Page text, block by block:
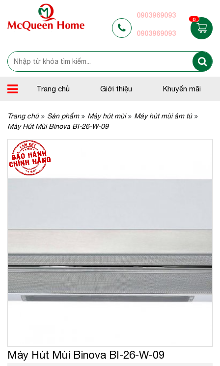
0903969093
0903969093
0
Trang chủ Giới thiệu Khuyến mãi
Trang chủ Sản phẩm Máy hút mùi
Máy hút mùi âm tủ
Máy Hút Mùi Binova BI-26-W-09
Máy Hút Mùi Binova BI-26-W-09